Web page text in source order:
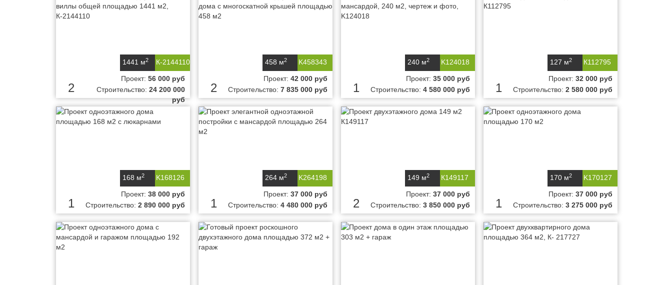
К-2144110
1441 м2
2
Проект: 56 000 руб
Строительство: 24 200 000
руб
K458343
458 м2
2
Проект: 42 000 руб
Строительство: 7 835 000 руб
K124018
240 м2
1
Проект: 35 000 руб
Строительство: 4 580 000 руб
К112795
127 м2
1
Проект: 32 000 руб
Строительство: 2 580 000 руб
K168126
168 м2
1
Проект: 38 000 руб
Строительство: 2 890 000 руб
K264198
264 м2
1
Проект: 37 000 руб
Строительство: 4 480 000 руб
К149117
149 м2
2
Проект: 37 000 руб
Строительство: 3 850 000 руб
K170127
170 м2
1
Проект: 37 000 руб
Строительство: 3 275 000 руб